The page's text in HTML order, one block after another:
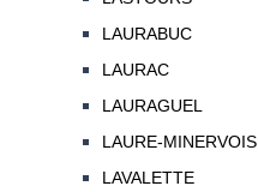
LAURABUC
LAURAC
LAURAGUEL
LAURE-MINERVOIS
LAVALETTE